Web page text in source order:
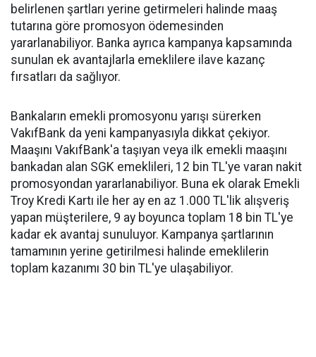
belirlenen şartları yerine getirmeleri halinde maaş
tutarına göre promosyon ödemesinden
yararlanabiliyor. Banka ayrıca kampanya kapsamında
sunulan ek avantajlarla emeklilere ilave kazanç
fırsatları da sağlıyor.
Bankaların emekli promosyonu yarışı sürerken
VakıfBank da yeni kampanyasıyla dikkat çekiyor.
Maaşını VakıfBank'a taşıyan veya ilk emekli maaşını
bankadan alan SGK emeklileri, 12 bin TL'ye varan nakit
promosyondan yararlanabiliyor. Buna ek olarak Emekli
Troy Kredi Kartı ile her ay en az 1.000 TL'lik alışveriş
yapan müşterilere, 9 ay boyunca toplam 18 bin TL'ye
kadar ek avantaj sunuluyor. Kampanya şartlarının
tamamının yerine getirilmesi halinde emeklilerin
toplam kazanımı 30 bin TL'ye ulaşabiliyor.